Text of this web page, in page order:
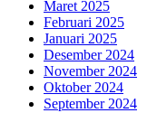
Maret 2025
Februari 2025
Januari 2025
Desember 2024
November 2024
Oktober 2024
September 2024